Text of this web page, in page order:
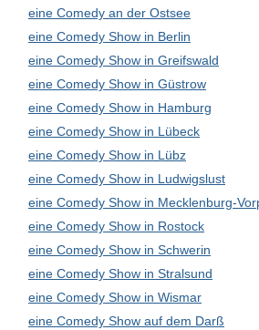
eine Comedy an der Ostsee
eine Comedy Show in Berlin
eine Comedy Show in Greifswald
eine Comedy Show in Güstrow
eine Comedy Show in Hamburg
eine Comedy Show in Lübeck
eine Comedy Show in Lübz
eine Comedy Show in Ludwigslust
eine Comedy Show in Mecklenburg-
eine Comedy Show in Rostock
eine Comedy Show in Schwerin
eine Comedy Show in Stralsund
eine Comedy Show in Wismar
eine Comedy Show auf dem Darß